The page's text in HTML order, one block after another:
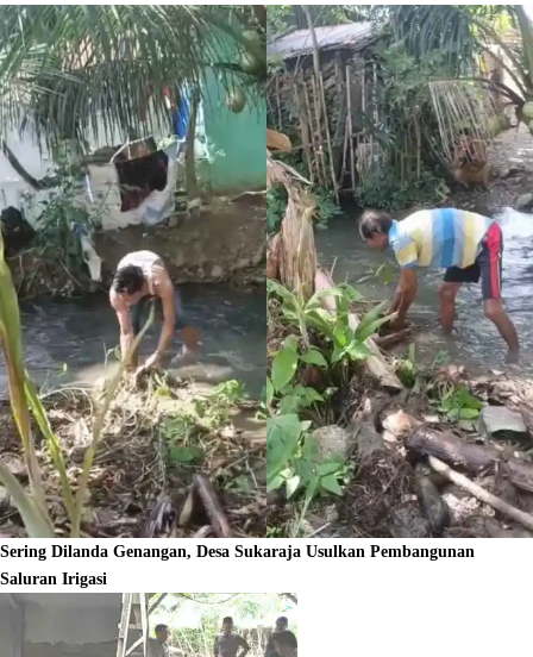
Sering Dilanda Genangan, Desa Sukaraja Usulkan Pembangunan
Saluran Irigasi